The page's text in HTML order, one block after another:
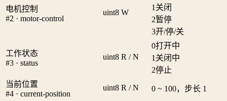
电机控制
#2 · motor-control
uint8 W
1 关闭
2暂停
3开/停/关
工作状态
#3 · status
uint8 R / N
0打开中
1 关闭中
2停止
当前位置
#4 · current-position
uint8 R / N 0 ~ 100，步长 1